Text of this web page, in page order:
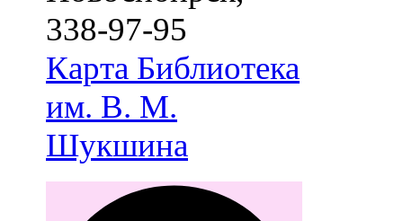
338-97-95
Карта Библиотека
им. В. М.
Шукшина